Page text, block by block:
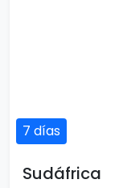
7 días
Sudáfrica